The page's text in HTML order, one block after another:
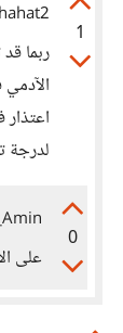
1
ربما
لدرجة
0
على